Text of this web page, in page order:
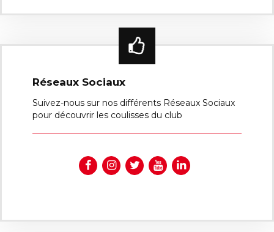
Réseaux Sociaux
Suivez-nous sur nos différents Réseaux Sociaux
pour découvrir les coulisses du club